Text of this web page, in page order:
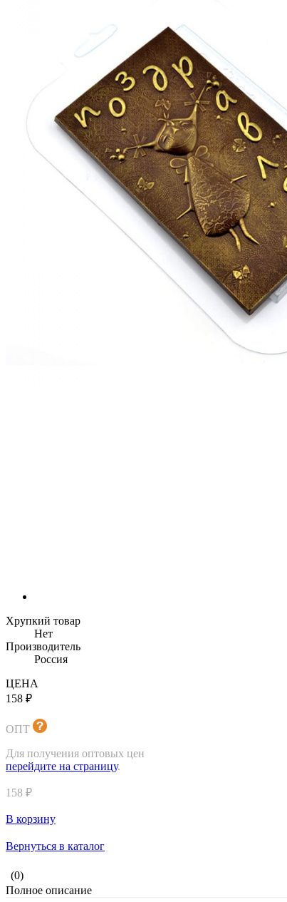
Хрупкий товар
Нет
Производитель
Россия
ЦЕНА
158 ₽
ОПТ
Для получения оптовых цен
перейдите на страницу.
158 ₽
В корзину
Вернуться в каталог
(0)
Полное описание